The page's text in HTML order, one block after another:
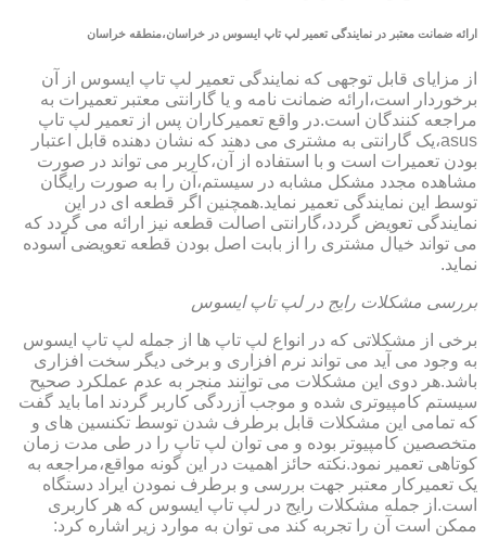
ارائه ضمانت معتبر در نمایندگی تعمیر لپ تاپ ایسوس در خراسان،منطقه خراسان
از مزایای قابل توجهی که نمایندگی تعمیر لپ تاپ ایسوس از آن
برخوردار است،ارائه ضمانت نامه و یا گارانتی معتبر تعمیرات به
مراجعه کنندگان است.در واقع تعمیرکاران پس از تعمیر لپ تاپ
asus،یک گارانتی به مشتری می دهند که نشان دهنده قابل اعتبار
بودن تعمیرات است و با استفاده از آن،کاربر می تواند در صورت
مشاهده مجدد مشکل مشابه در سیستم،آن را به صورت رایگان
توسط این نمایندگی تعمیر نماید.همچنین اگر قطعه ای در این
نمایندگی تعویض گردد،گارانتی اصالت قطعه نیز ارائه می گردد که
می تواند خیال مشتری را از بابت اصل بودن قطعه تعویضی آسوده
نماید.
بررسی مشکلات رایج در لپ تاپ ایسوس
برخی از مشکلاتی که در انواع لپ تاپ ها از جمله لپ تاپ ایسوس
به وجود می آید می تواند نرم افزاری و برخی دیگر سخت افزاری
باشد.هر دوی این مشکلات می توانند منجر به عدم عملکرد صحیح
سیستم کامپیوتری شده و موجب آزردگی کاربر گردند اما باید گفت
که تمامی این مشکلات قابل برطرف شدن توسط تکنسین های و
متخصصین کامپیوتر بوده و می توان لپ تاپ را در طی مدت زمان
کوتاهی تعمیر نمود.نکته حائز اهمیت در این گونه مواقع،مراجعه به
یک تعمیرکار معتبر جهت بررسی و برطرف نمودن ایراد دستگاه
است.از جمله مشکلات رایج در لپ تاپ ایسوس که هر کاربری
ممکن است آن را تجربه کند می توان به موارد زیر اشاره کرد: